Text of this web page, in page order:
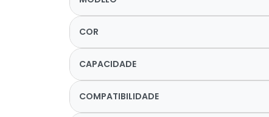
COR
CAPACIDADE
COMPATIBILIDADE